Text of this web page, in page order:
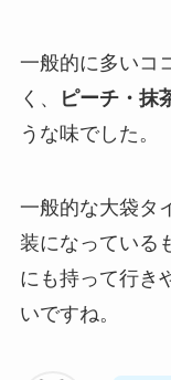
一般的に多いコ
く、
ピーチ・抹
うな味でした。
一般的な大袋タ
装になっている
にも持って行き
いですね。